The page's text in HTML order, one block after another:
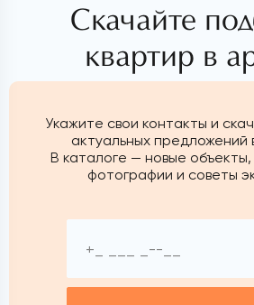
Скачайте
квартир в
Укажите свои контакты и
актуальных предложений
В каталоге — новые
фотографии и советы